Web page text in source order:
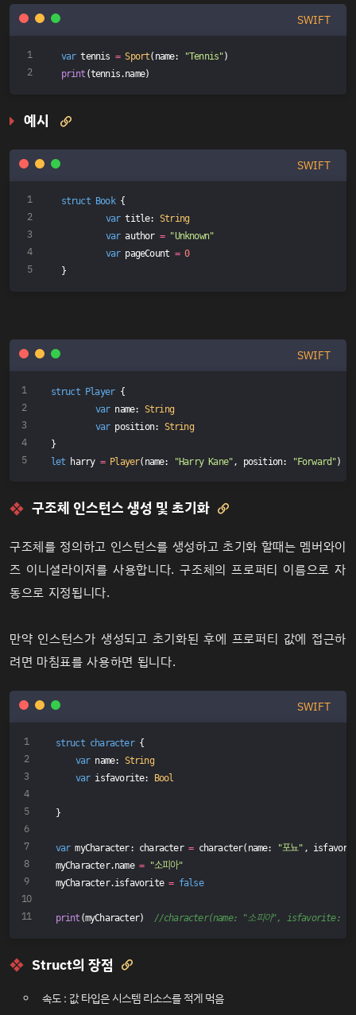
SWIFT
var tennis = Sport(name: "Tennis")
print (tennis.name)
예시 
SWIFT
struct Book {
var title: String
var author = "Unknown"
var pageCount = 0
}
SWIFT
struct Player {
var name: String
var position: String
}
let harry = Player(name: "Harry Kane" , position: "Forward")
구조체 인스턴스 생성 및 초기화 
구조체를 정의하고 인스턴스를 생성하고 초기화 할때는 멤버와이
즈 이니셜라이저를 사용합니다. 구조체의 프로퍼티 이름으로 자
동으로 지정됩니다.
만약 인스턴스가 생성되고 초기화된 후에 프로퍼티 값에 접근하
려면 마침표를 사용하면 됩니다.
SWIFT
struct character {
var name: String
var isfavorite: Bool
}
var myCharacter: character = character(name: "포뇨" ,
myCharacter.name =
"소피아"
myCharacter.isfavorite = false
print (myCharacter) //character(name: "소피아", isfavorite:
Struct의 장점 
속도 : 값 타입은 시스템 리소스를 적게 먹음